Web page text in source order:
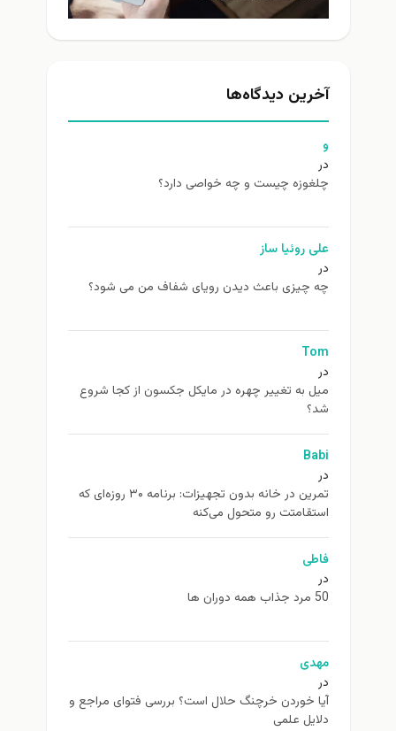
آخرین دیدگاه‌ها
و
در
چلغوزه چیست و چه خواصی دارد؟
علی روئیا ساز
در
چه چیزی باعث دیدن رویای شفاف من می شود؟
Tom
در
ميل به تغيير چهره در مایکل جکسون از كجا شروع
شد؟
Babi
در
تمرین در خانه بدون تجهیزات: برنامه ۳۰ روزه‌ای که
استقامتت رو متحول می‌کنه
فاطی
در
50 مرد جذاب همه دوران ها
مهدی
در
آیا خوردن خرچنگ حلال است؟ بررسی فتوای مراجع و
دلایل علمی